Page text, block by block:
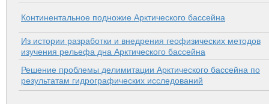
Континентальное подножие Арктического бассейна
Из истории разработки и внедрения геофизических методов
изучения рельефа дна Арктического бассейна
Решение проблемы делимитации Арктического бассейна по
результатам гидрографических исследований